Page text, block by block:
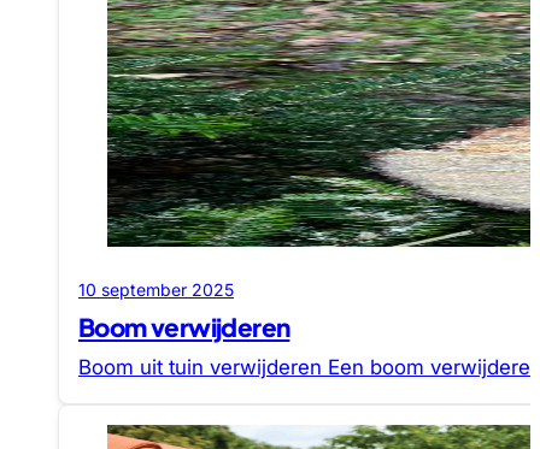
10 september 2025
Boom verwijderen
Boom uit tuin verwijderen Een boom